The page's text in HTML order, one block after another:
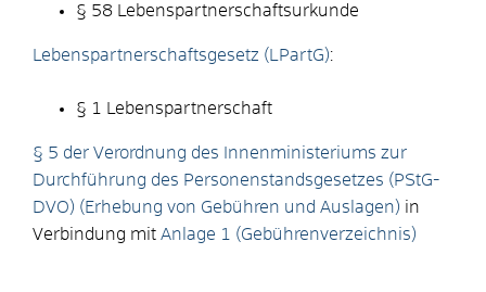
§ 58 Lebenspartnerschaftsurkunde
Lebenspartnerschaftsgesetz (LPartG):
§ 1 Lebenspartnerschaft
§ 5 der Verordnung des Innenministeriums zur
Durchführung des Personenstandsgesetzes (PStG-
DVO) (Erhebung von Gebühren und Auslagen) in
Verbindung mit Anlage 1 (Gebührenverzeichnis)